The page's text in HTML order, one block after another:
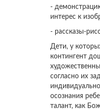
-
интерес к
- рассказы-
Дети, у
контингент
согласно их
осознания
талант, как